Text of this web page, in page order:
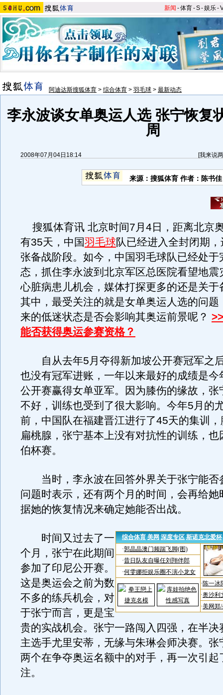
新闻 -体育-S-娱乐-
阿迪达斯搜狐体育 > 综合体育 > 羽毛球 > 最新动态
李永波谈女单奥运人选 张宁恢复
周
2008年07月04日18:14 [我来说
来源：搜狐体育 作者：陈书佳
搜狐体育讯 北京时间7月4日，距离北京
有35天，中国羽毛球队已经进入全封闭期
张备战阶段。如今，中国羽毛球队已经处于
态，抓住李永波到北京军区总医院看望地震
心脏病患儿机会，媒体打探更多的还是关于
其中，最受关注的就是女单奥运人选的问题
来的低迷状态是否会影响其奥运前景呢？
能否获得奥运参赛资格？
自从去年5月夺得新加坡公开赛冠军之
也没有冠军进账，一年以来最好的成绩是今
公开赛赢得女单亚军。因为膝伤的缘故，张
不好，训练也受到了很大影响。今年5月的
前，中国队在福建晋江进行了45天的集训
扁桃腺，张宁基本上没有对抗性的训练，也
伯杯赛。
当时，李永波在回答外界关于张宁能否
问题时表示，还有两个月的时间，会再给她
据她的恢复情况来确定她能否出战。
时间又过去了一
个月，张宁在此期间
参加了印尼公开赛。
这是奥运会之前为数
不多的练兵机会，对
于张宁而言，更是宝
贵的实战机会。张宁一路闯入四强，在半决
主选手尤里安蒂，无缘与朱琳会师决赛。张
两个在争夺奥运名额中的对手，再一次引起
注。